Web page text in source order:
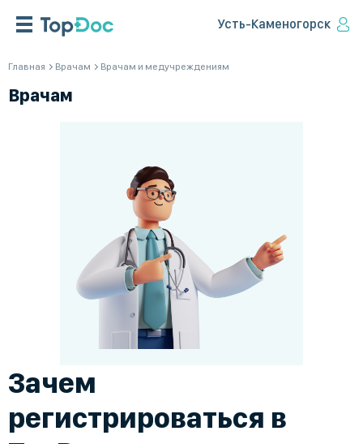
Усть-Каменогорск
Главная Врачам Врачам и медучреждениям
Врачам
Зачем
регистрироваться в